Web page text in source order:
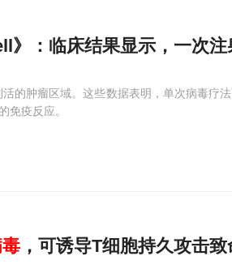
》：临床结果显示，一次注
的肿瘤区域。这些数据表明，单次病毒疗
免疫反应。
，可诱导T细胞持久攻击